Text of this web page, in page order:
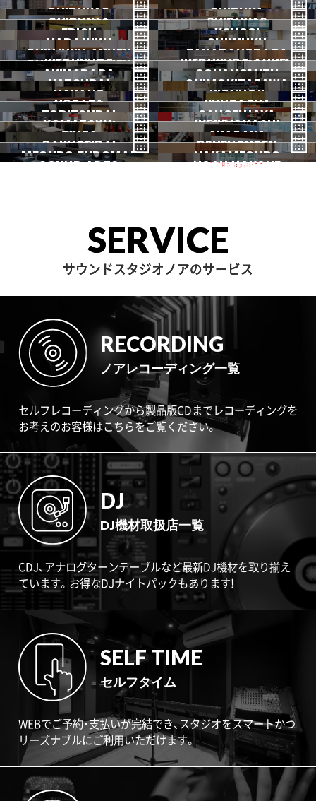
SHIBUYA3
渋谷3号
2026.07 OPEN
SHIBUYA
渋谷本店
SHIBUYA1
渋谷1号
SHIBUYA2
渋谷2号
EBISU
恵比寿
YOYOGI
代々木
HARAJUKU
原宿
SHINJUKU
新宿
SHINJUKU ANNEX
新宿ANNEX
TAKADANOBABA
高田馬場
IKEBUKURO
池袋
IKEBUKURO ANNEX
池袋ANNEX
AKIHABARA
秋葉原
OCHANOMIZU
御茶ノ水
HATSUDAI
初台
SHIMOKITAZAWA
下北沢
NAKANO
中野
KICHIJOJI
吉祥寺
NOGATA
野方
JIYUGAOKA
自由が丘
TORITSUDAI
都立大
SANGENJAYA
三軒茶屋
KOMAZAWA
駒沢
IKEJIRIOHASHI
池尻大橋
一時閉店中
GINZA
銀座
AKASAKA
赤坂
GAKUGEIDAI
学芸大
DENENCHOFU
田園調布
MEGURO FUDOMAE NAKAMEGURO
中目黒
SOUND ARTS NOAH HAKONE
SERVICE
サウンドスタジオノアのサービス
RECORDING
ノアレコーディング一覧
セルフレコーディングから製品版CDまでレコーディングを
お考えのお客様はこちらをご覧ください。
DJ
DJ機材取扱店一覧
CDJ、アナログターンテーブルなど最新DJ機材を取り揃え
ています。お得なDJナイトパックもあります!
SELF TIME
セルフタイム
WEBでご予約・支払いが完結でき、スタジオをスマートかつ
リーズナブルにご利用いただけます。